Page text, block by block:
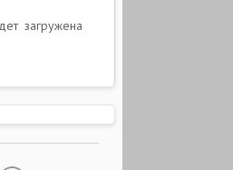
загружена